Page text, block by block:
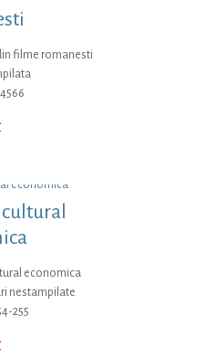
filme romanesti
economica
nestampilate
255